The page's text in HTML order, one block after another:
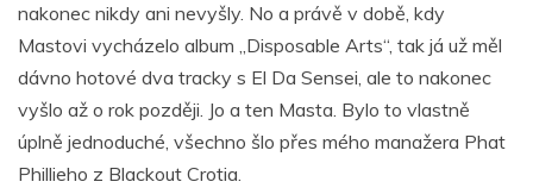
nakonec nikdy ani nevyšly. No a právě v době, kdy
Mastovi vycházelo album „Disposable Arts“, tak já už měl
dávno hotové dva tracky s El Da Sensei, ale to nakonec
vyšlo až o rok později. Jo a ten Masta. Bylo to vlastně
úplně jednoduché, všechno šlo přes mého manažera Phat
Phillieho z Blackout Crotia.